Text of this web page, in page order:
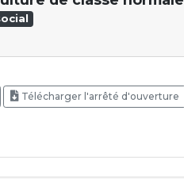
Télécharger l'arrêté d'ouverture